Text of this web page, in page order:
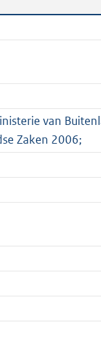
van
Zaken 2006;